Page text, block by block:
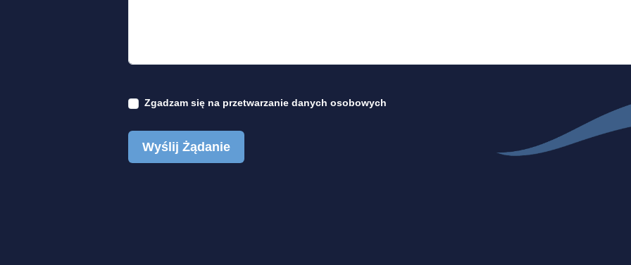
Zgadzam się na przetwarzanie danych osobowych
Wyślij Żądanie